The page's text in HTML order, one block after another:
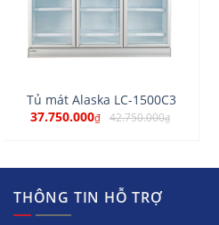
Tủ mát Alaska LC-1500C3
37.750.000₫ 42.750.000₫
THÔNG TIN HỖ TRỢ